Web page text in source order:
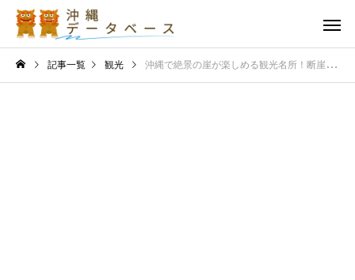
記事一覧 観光 沖縄で絶景の崖が楽しめる観光名所！断崖絶壁のパノラマスポットを紹介